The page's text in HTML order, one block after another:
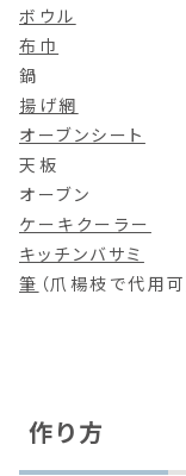
ボウル
布巾
鍋
揚げ網
オーブンシート
天板
オーブン
ケーキクーラー
キッチンバサミ
筆 （爪楊枝で代用可
作り方